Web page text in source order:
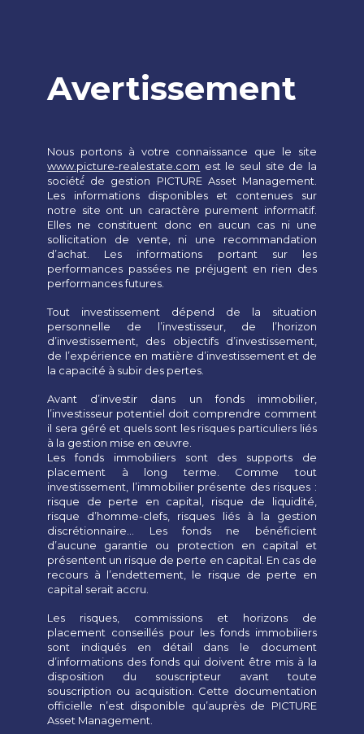
Avertissement
Nous portons à votre connaissance que le site
www.picture-realestate.com est le seul site de la
société́ de gestion PICTURE Asset Management.
Les informations disponibles et contenues sur
notre site ont un caractère purement informatif.
Elles ne constituent donc en aucun cas ni une
sollicitation de vente, ni une recommandation
d’achat. Les informations portant sur les
performances passées ne préjugent en rien des
performances futures.
Tout investissement dépend de la situation
personnelle de l’investisseur, de l’horizon
d’investissement, des objectifs d’investissement,
de l’expérience en matière d’investissement et de
la capacité à subir des pertes.
Avant d’investir dans un fonds immobilier,
l’investisseur potentiel doit comprendre comment
il sera géré et quels sont les risques particuliers liés
à la gestion mise en œuvre.
Les fonds immobiliers sont des supports de
placement à long terme. Comme tout
investissement, l’immobilier présente des risques :
risque de perte en capital, risque de liquidité,
risque d’homme-clefs, risques liés à la gestion
discrétionnaire… Les fonds ne bénéficient
d’aucune garantie ou protection en capital et
présentent un risque de perte en capital. En cas de
recours à l’endettement, le risque de perte en
capital serait accru.
Les risques, commissions et horizons de
placement conseillés pour les fonds immobiliers
sont indiqués en détail dans le document
d’informations des fonds qui doivent être mis à la
disposition du souscripteur avant toute
souscription ou acquisition. Cette documentation
officielle n’est disponible qu’auprès de PICTURE
Asset Management.